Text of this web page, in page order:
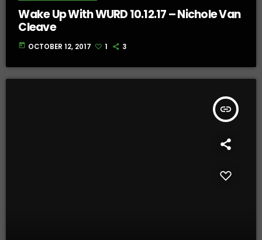
Wake Up With WURD 10.12.17 – Nichole Van
Cleave
today OCTOBER 12, 2017 1 3
insert_link